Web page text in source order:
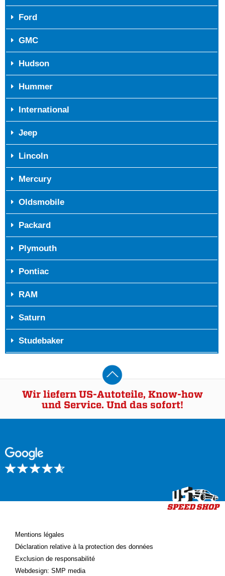
Ford
GMC
Hudson
Hummer
International
Jeep
Lincoln
Mercury
Oldsmobile
Packard
Plymouth
Pontiac
RAM
Saturn
Studebaker
Wir liefern US-Autoteile, Know-how
und Service. Und das sofort!
Mentions légales
Déclaration relative à la protection des données
Exclusion de responsabilité
Webdesign: SMP media